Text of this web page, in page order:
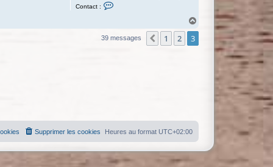
Contact :
c
c
n
t
39 messages Précédente
1 2 3
Heures au format UTC+02:00
Supprimer les cookies